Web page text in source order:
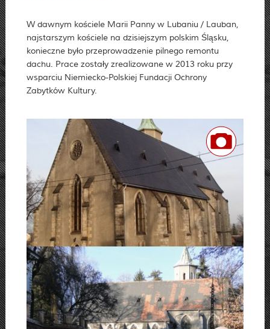
W dawnym kościele Marii Panny w Lubaniu / Lauban,
najstarszym kościele na dzisiejszym polskim Śląsku,
konieczne było przeprowadzenie pilnego remontu
dachu. Prace zostały zrealizowane w 2013 roku przy
wsparciu Niemiecko-Polskiej Fundacji Ochrony
Zabytków Kultury.